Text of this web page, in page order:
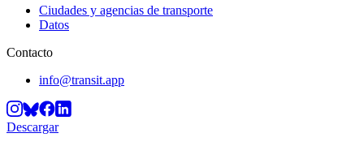
Ciudades y agencias de transporte
Datos
Contacto
info@transit.app
Descargar